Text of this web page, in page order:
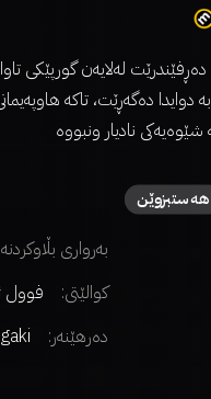
لەلایەن گورپێکی
دەگەڕێت، تاکە
نادیار ونبووە
هەستبزوێن
بەرواری
کوالێتی:
فوول
دەرهێنەر: